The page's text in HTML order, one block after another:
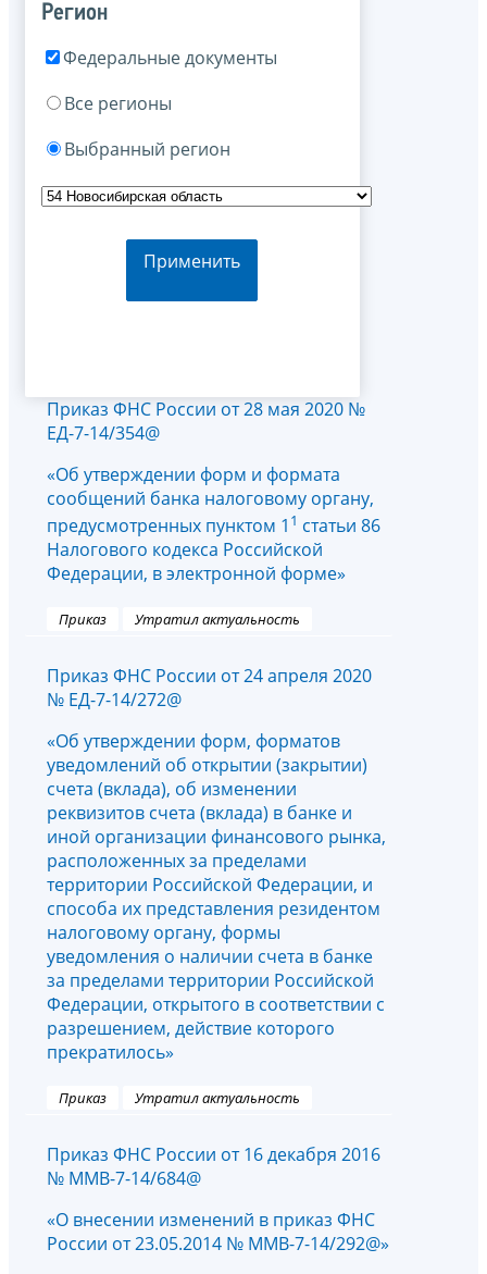
Регион
Федеральные документы
Все регионы
Выбранный регион
Применить
Приказ ФНС России от 28 мая 2020 №
ЕД-7-14/354@
«Об утверждении форм и формата
сообщений банка налоговому органу,
предусмотренных пунктом 1 1 статьи 86
Налогового кодекса Российской
Федерации, в электронной форме»
Приказ Утратил актуальность
Приказ ФНС России от 24 апреля 2020
№ ЕД-7-14/272@
«Об утверждении форм, форматов
уведомлений об открытии (закрытии)
счета (вклада), об изменении
реквизитов счета (вклада) в банке и
иной организации финансового рынка,
расположенных за пределами
территории Российской Федерации, и
способа их представления резидентом
налоговому органу, формы
уведомления о наличии счета в банке
за пределами территории Российской
Федерации, открытого в соответствии с
разрешением, действие которого
прекратилось»
Приказ Утратил актуальность
Приказ ФНС России от 16 декабря 2016
№ ММВ-7-14/684@
«О внесении изменений в приказ ФНС
России от 23.05.2014 № ММВ-7-14/292@»